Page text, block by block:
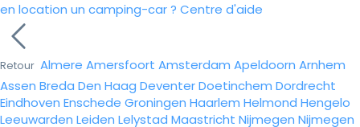
en location un camping-car ? Centre d'aide
Retour Almere Amersfoort Amsterdam Apeldoorn Arnhem
Assen Breda Den Haag DeventerDoetinchem Dordrecht
Eindhoven Enschede Groningen Haarlem Helmond Hengelo
Leeuwarden Leiden Lelystad Maastricht Nijmegen Nijmegen